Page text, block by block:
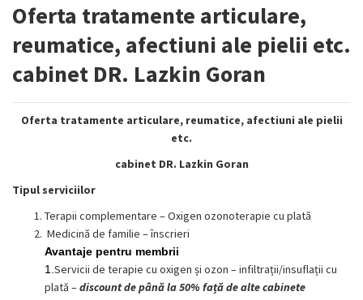
Oferta tratamente articulare,
reumatice, afectiuni ale pielii etc.
cabinet DR. Lazkin Goran
Oferta tratamente articulare, reumatice, afectiuni ale pielii
etc.
cabinet DR. Lazkin Goran
Tipul serviciilor
Terapii complementare – Oxigen ozonoterapie cu plată
Medicină de familie – înscrieri
Avantaje pentru membrii
1.Servicii de terapie cu oxigen și ozon – infiltrații/insuflații cu
plată –discount de până la 50% față de alte cabinete